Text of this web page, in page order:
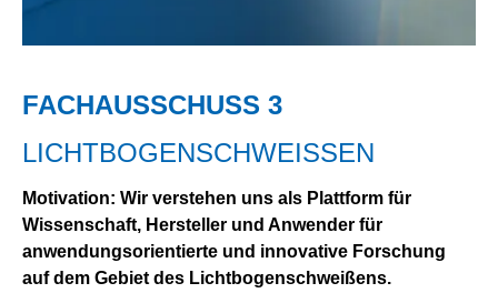
FACHAUSSCHUSS 3
LICHTBOGENSCHWEISSEN
Motivation: Wir verstehen uns als Plattform für
Wissenschaft, Hersteller und Anwender für
anwendungsorientierte und innovative Forschung
auf dem Gebiet des Lichtbogenschweißens.